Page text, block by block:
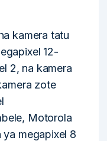
kamera tatu
12-
2, na kamera
zote
Motorola
ya megapixel 8